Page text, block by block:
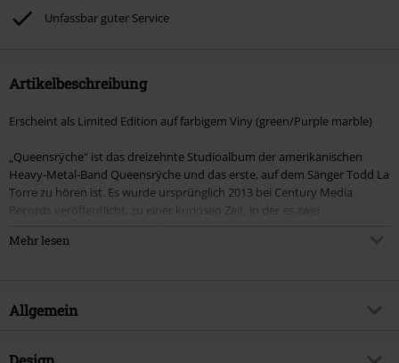
Unfassbar guter Service
Artikelbeschreibung
Erscheint als Limited Edition auf farbigem Viny (green/Purple marble)
„Queensrÿche" ist das dreizehnte Studioalbum der amerikanischen
Heavy-Metal-Band Queensrÿche und das erste, auf dem Sänger Todd La
Torre zu hören ist. Es wurde ursprünglich 2013 bei Century Media
Records veröffentlicht, zu einer kuriosen Zeit, in der es zwei
des ehemaligen Sängers Geoff Tate, der 2014 im Rahmen einer gütlichen
interner Turbulenzen und stilistischer Umbrüche ein neues Gefühl von
an die klassische Ära erinnert und gleichzeitig neue Vitalität einbringt,
Mehr lesen
Allgemein
Artikelnummer: